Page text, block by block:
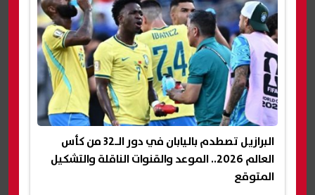
البرازيل تصطدم باليابان في دور الـ32 من كأس
العالم 2026.. الموعد والقنوات الناقلة والتشكيل
المتوقع